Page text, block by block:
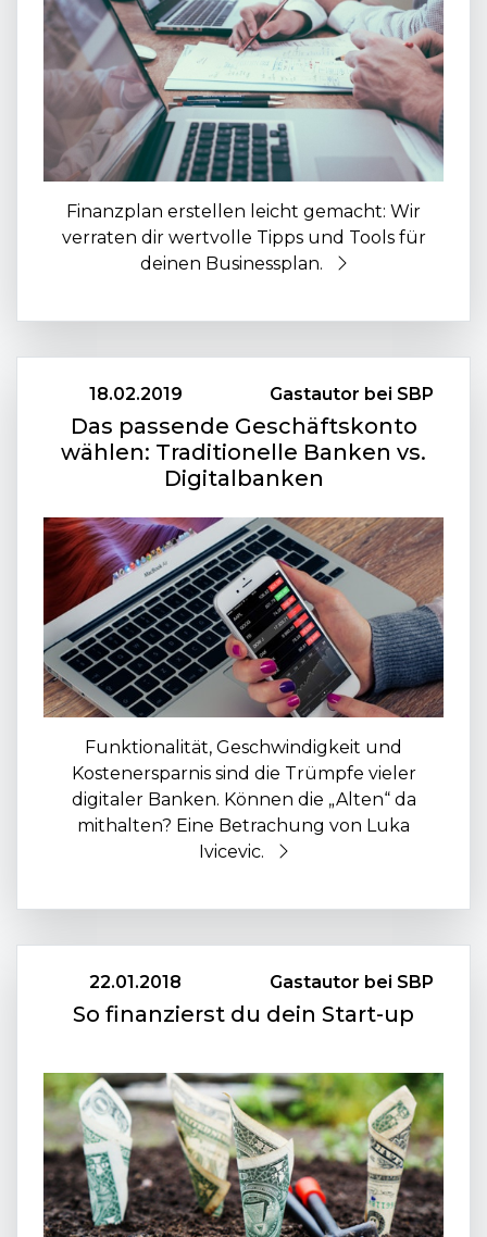
Finanzplan erstellen leicht gemacht: Wir
verraten dir wertvolle Tipps und Tools für
deinen Businessplan.
18.02.2019 Gastautor bei SBP
Das passende Geschäftskonto
wählen: Traditionelle Banken vs.
Digitalbanken
Funktionalität, Geschwindigkeit und
Kostenersparnis sind die Trümpfe vieler
digitaler Banken. Können die „Alten“ da
mithalten? Eine Betrachung von Luka
Ivicevic.
22.01.2018 Gastautor bei SBP
So finanzierst du dein Start-up